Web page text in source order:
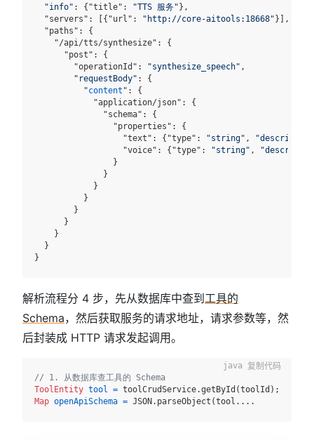
"info" : {"title": "TTS 服务" },
  "servers": [{"url":
"http://core-aitools:18668" }],
  "paths": {
    "/api/tts/synthesize": {
      "post": {
        "operationId":
"synthesize_speech" ,
"requestBody" : {
          "
content ": {
            "application/json": {
              "schema": {
                "properties": {
                  "text": {"type":
"string" ,
                  "voice": {"type":
"string" ,
                }
              }
            }
          }
        }
      }
    }
  }
解析流程分 4 步，先从数据库中查到 工具的
Schema，然后获取服务的请求地址，请求参数等，然
后封装成 HTTP 请求发起调用。
// 1. 从数据库查工具的 Schema
ToolEntity tool =
Map openApiSchema = JSON.parseObject(tool....
复制代码